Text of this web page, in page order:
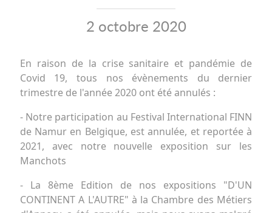
2 octobre 2020
En raison de la crise sanitaire et pandémie de
Covid 19, tous nos évènements du dernier
trimestre de l'année 2020 ont été annulés :
- Notre participation au Festival International FINN
de Namur en Belgique, est annulée, et reportée à
2021, avec notre nouvelle exposition sur les
Manchots
- La 8ème Edition de nos expositions "D'UN
CONTINENT A L'AUTRE" à la Chambre des Métiers